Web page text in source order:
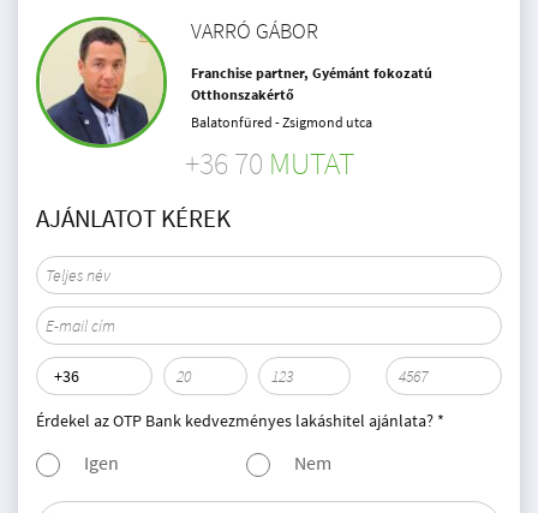
VARRÓ GÁBOR
Franchise partner, Gyémánt fokozatú
Otthonszakértő
Balatonfüred - Zsigmond utca
+36 70 MUTAT
AJÁNLATOT KÉREK
Érdekel az OTP Bank kedvezményes lakáshitel ajánlata? *
Igen Nem